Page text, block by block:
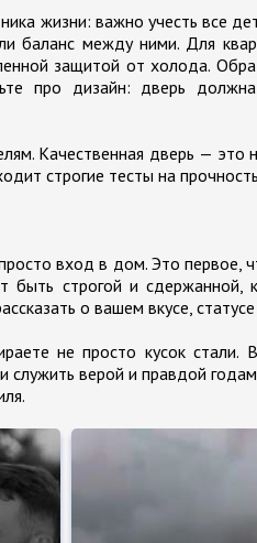
жизни: важно учесть все
баланс между ними. Для
защитой от холода.
про дизайн: дверь
Качественная дверь —
строгие тесты на
вход в дом. Это первое,
строгой и сдержанной,
о вашем вкусе,
не просто кусок стали.
верой и правдой